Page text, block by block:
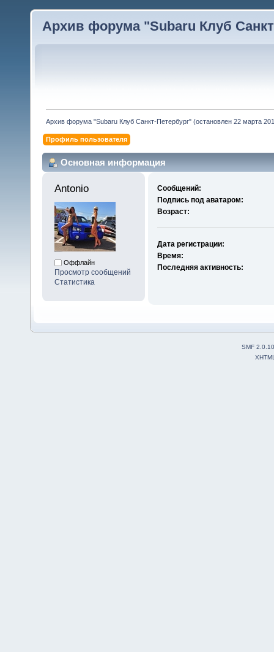
Архив форума "Subaru Клуб
Архив форума "Subaru Клуб Санкт-Петербург" (остановлен 22 марта
Профиль пользователя
Основная информация
Antonio
Оффлайн
Просмотр сообщений
Статистика
Сообщений:
Подпись под аватаром:
Возраст:
Дата регистрации:
Время:
Последняя активность:
SMF 2.0.10